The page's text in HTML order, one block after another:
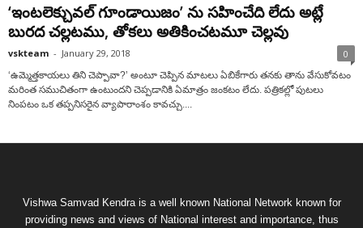
‘ఇంటలెక్చువల్‌ గూండాయిజం’ ను సహించేది లేదు అట్లే
బురద చల్లటము, తోకలు అతికించటమూ చెల్లవు
vskteam - January 29, 2018 0
‘ఉమ్మెత్తకాయలు తిని చెప్పావా?’ అంటూ చెప్పిన మాటలు ఏబికేగారు తనకు తాను వేసుకోవటం
మరింత సముచితంగా ఉంటుందని చెప్పడానికి ఏమాత్రం జంకటం లేదు. పత్రికల్లో పుటలు
నింపటం ఒక తప్పనిసరైన వ్యాపారాంశం కావచ్చు....
Vishwa Samvad Kendra is a well known National Network known for
providing news and views of National interest and importance, thus